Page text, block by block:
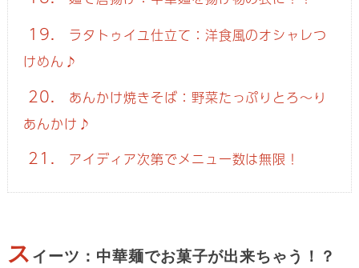
19.
ラタトゥイユ仕立て：洋食風のオシャレつ
けめん♪
20.
あんかけ焼きそば：野菜たっぷりとろ～り
あんかけ♪
21. アイディア次第でメニュー数は無限！
ス イーツ：中華麺でお菓子が出来ちゃう！？